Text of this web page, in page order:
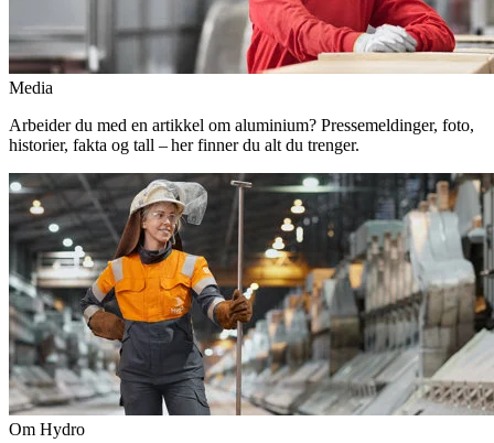
Media
Arbeider du med en artikkel om aluminium? Pressemeldinger, foto,
historier, fakta og tall – her finner du alt du trenger.
Om Hydro